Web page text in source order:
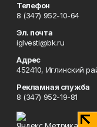
Телефон
8 (347) 952-10-64
Эл. почта
iglvesti@bk.ru
Адрес
452410, Иглинский
Рекламная служба
8 (347) 952-19-81